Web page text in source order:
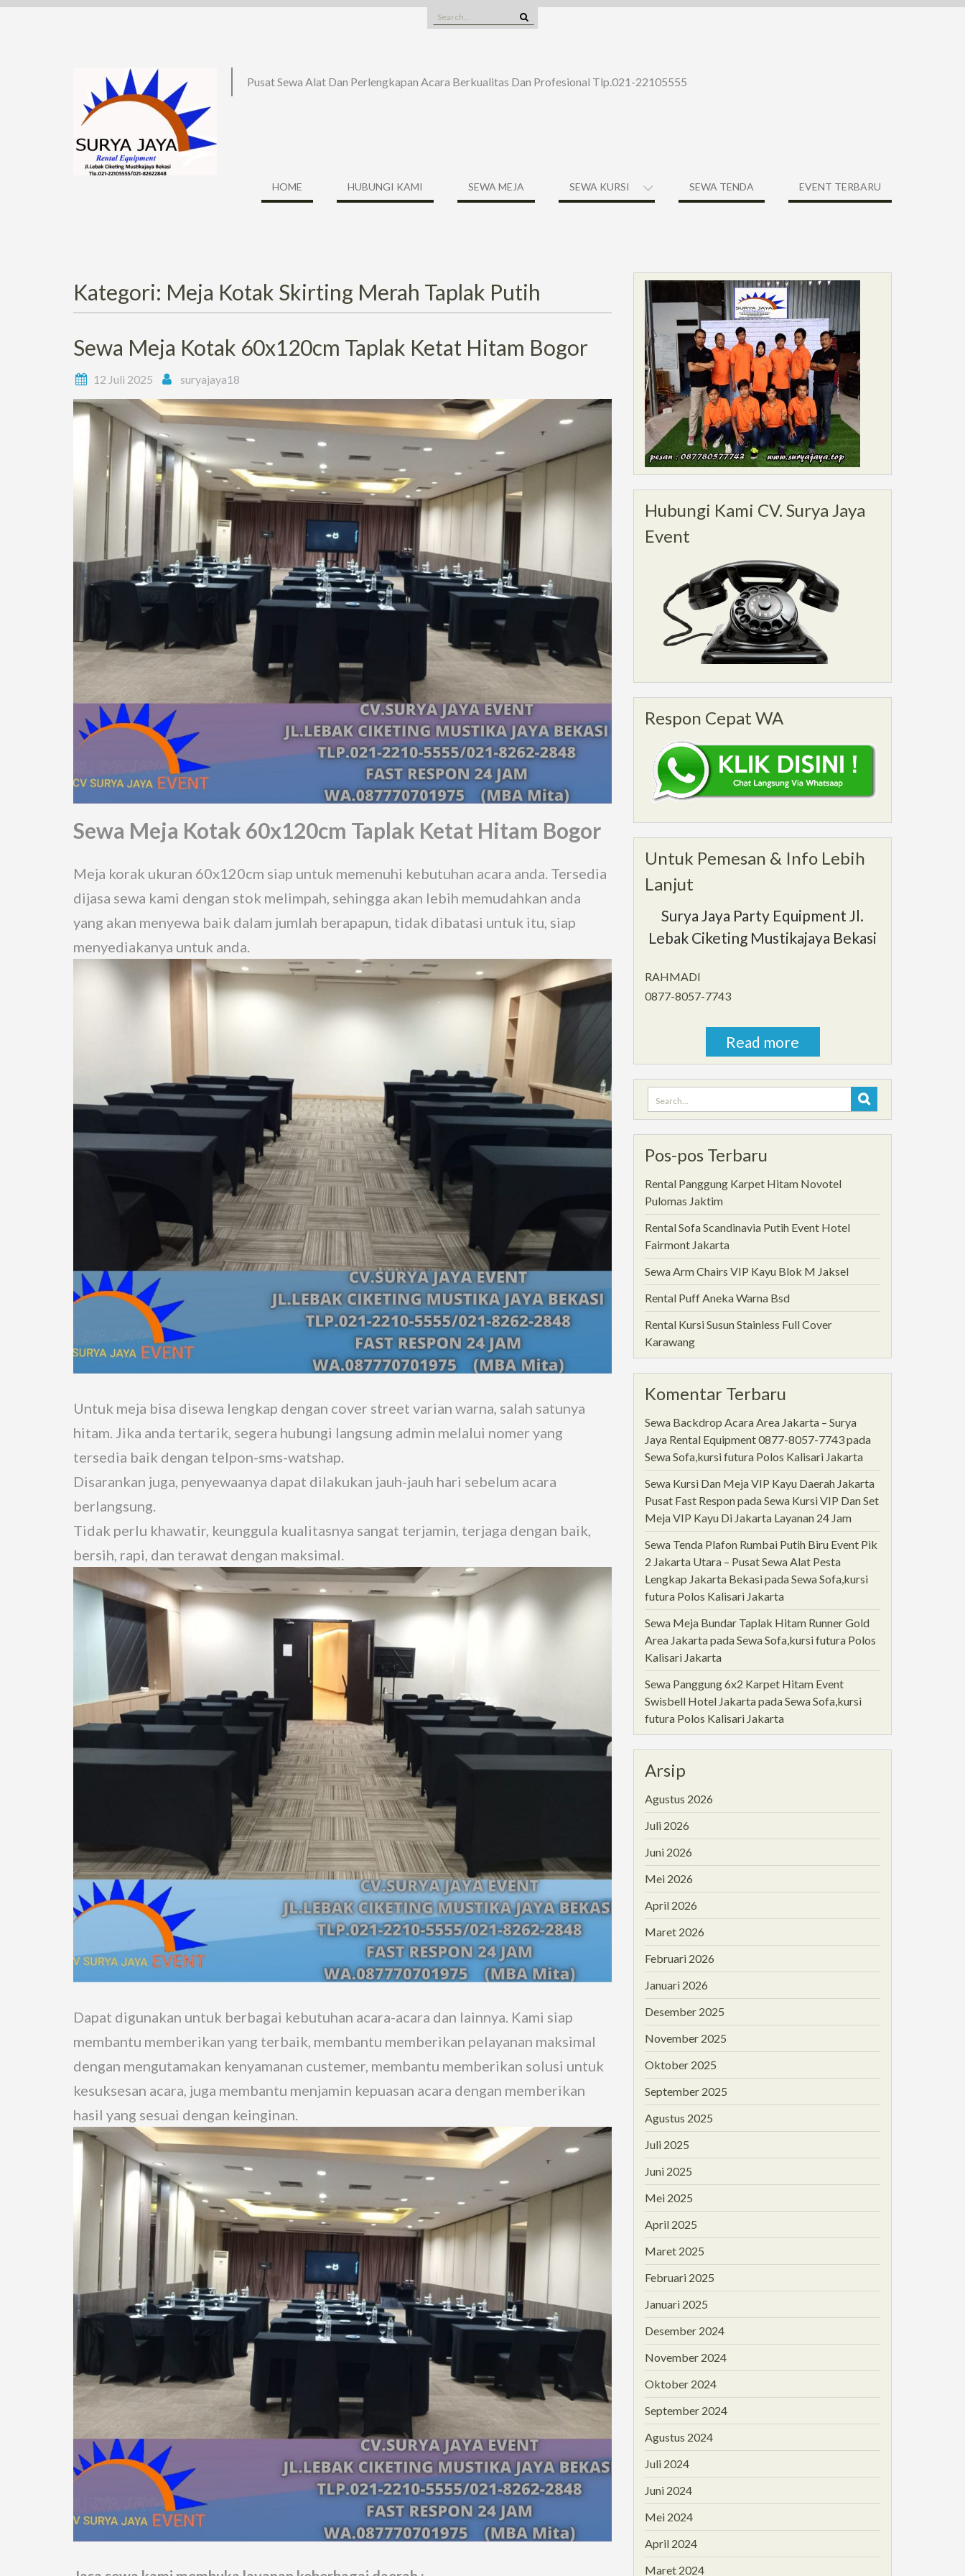
Skip
Search
for:
Pusat Sewa Alat Dan Perlengkapan Acara Berkualitas Dan Profesional Tlp.021-22105555
HOME HUBUNGI KAMI SEWA MEJA SEWA KURSI SEWA TENDA EVENT TERBARU
Kategori: Meja Kotak Skirting Merah Taplak Putih
Sewa Meja Kotak 60x120cm Taplak Ketat Hitam Bogor
12 Juli 2025 suryajaya18
Sewa Meja Kotak 60x120cm Taplak Ketat Hitam Bogor
Meja korak ukuran 60x120cm siap untuk memenuhi kebutuhan acara anda. Tersedia
dijasa sewa kami dengan stok melimpah, sehingga akan lebih memudahkan anda
yang akan menyewa baik dalam jumlah berapapun, tidak dibatasi untuk itu, siap
menyediakanya untuk anda.
Untuk meja bisa disewa lengkap dengan cover street varian warna, salah satunya
hitam. Jika anda tertarik, segera hubungi langsung admin melalui nomer yang
tersedia baik dengan telpon-sms-watshap.
Disarankan juga, penyewaanya dapat dilakukan jauh-jauh hari sebelum acara
berlangsung.
Tidak perlu khawatir, keunggula kualitasnya sangat terjamin, terjaga dengan baik,
bersih, rapi, dan terawat dengan maksimal.
Dapat digunakan untuk berbagai kebutuhan acara-acara dan lainnya. Kami siap
membantu memberikan yang terbaik, membantu memberikan pelayanan maksimal
dengan mengutamakan kenyamanan custemer, membantu memberikan solusi untuk
kesuksesan acara, juga membantu menjamin kepuasan acara dengan memberikan
hasil yang sesuai dengan keinginan.
Hubungi Kami CV. Surya Jaya
Event
Respon Cepat WA
Untuk Pemesan & Info Lebih
Lanjut
Surya Jaya Party Equipment Jl.
Lebak Ciketing Mustikajaya Bekasi
RAHMADI
0877-8057-7743
Read more
Search
for:
Pos-pos Terbaru
Rental Panggung Karpet Hitam Novotel
Pulomas Jaktim
Rental Sofa Scandinavia Putih Event Hotel
Fairmont Jakarta
Sewa Arm Chairs VIP Kayu Blok M Jaksel
Rental Puff Aneka Warna Bsd
Rental Kursi Susun Stainless Full Cover
Karawang
Komentar Terbaru
Sewa Backdrop Acara Area Jakarta – Surya
Jaya Rental Equipment 0877-8057-7743pada
Sewa Sofa,kursi futura Polos Kalisari Jakarta
Sewa Kursi Dan Meja VIP Kayu Daerah Jakarta
Pusat Fast ResponpadaSewa Kursi VIP Dan Set
Meja VIP Kayu Di Jakarta Layanan 24 Jam
Sewa Tenda Plafon Rumbai Putih Biru Event Pik
2 Jakarta Utara – Pusat Sewa Alat Pesta
Lengkap Jakarta BekasipadaSewa Sofa,kursi
futura Polos Kalisari Jakarta
Sewa Meja Bundar Taplak Hitam Runner Gold
Area JakartapadaSewa Sofa,kursi futura Polos
Kalisari Jakarta
Sewa Panggung 6x2 Karpet Hitam Event
Swisbell Hotel JakartapadaSewa Sofa,kursi
futura Polos Kalisari Jakarta
Arsip
Agustus 2026
Juli 2026
Juni 2026
Mei 2026
April 2026
Maret 2026
Februari 2026
Januari 2026
Desember 2025
November 2025
Oktober 2025
September 2025
Agustus 2025
Juli 2025
Juni 2025
Mei 2025
April 2025
Maret 2025
Februari 2025
Januari 2025
Desember 2024
November 2024
Oktober 2024
September 2024
Agustus 2024
Juli 2024
Juni 2024
Mei 2024
April 2024
Maret 2024